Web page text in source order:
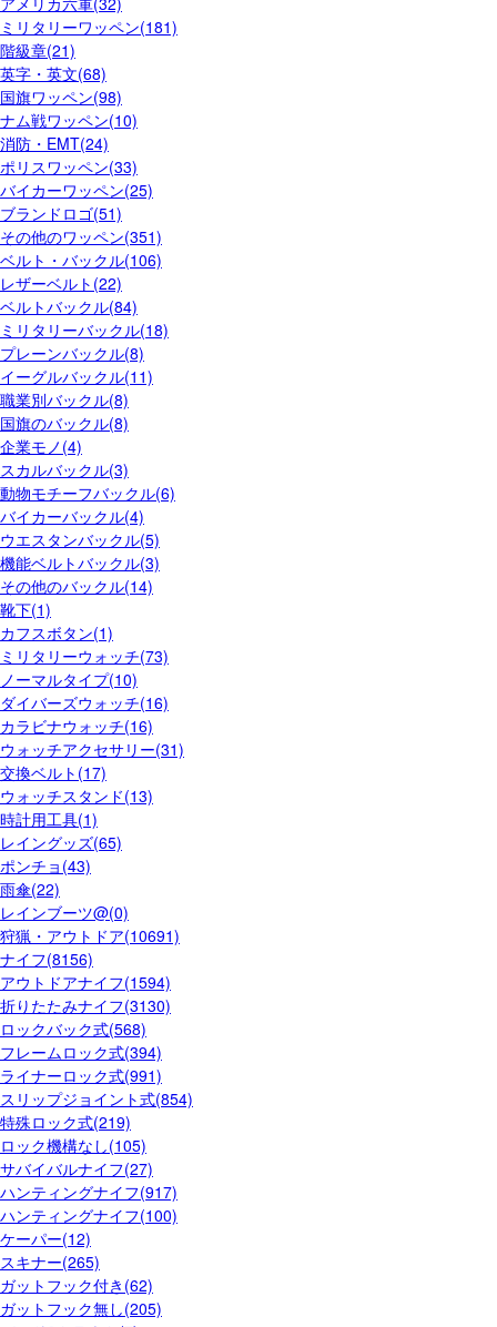
ミリタリーワッペン(181)
階級章(21)
英字・英文(68)
国旗ワッペン(98)
ナム戦ワッペン(10)
消防・EMT(24)
ポリスワッペン(33)
バイカーワッペン(25)
ブランドロゴ(51)
その他のワッペン(351)
ベルト・バックル(106)
レザーベルト(22)
ベルトバックル(84)
ミリタリーバックル(18)
プレーンバックル(8)
イーグルバックル(11)
職業別バックル(8)
国旗のバックル(8)
企業モノ(4)
スカルバックル(3)
動物モチーフバックル(6)
バイカーバックル(4)
ウエスタンバックル(5)
機能ベルトバックル(3)
その他のバックル(14)
靴下(1)
カフスボタン(1)
ミリタリーウォッチ(73)
ノーマルタイプ(10)
ダイバーズウォッチ(16)
カラビナウォッチ(16)
ウォッチアクセサリー(31)
交換ベルト(17)
ウォッチスタンド(13)
時計用工具(1)
レイングッズ(65)
ポンチョ(43)
雨傘(22)
レインブーツ@(0)
狩猟・アウトドア(10691)
ナイフ(8156)
アウトドアナイフ(1594)
折りたたみナイフ(3130)
ロックバック式(568)
フレームロック式(394)
ライナーロック式(991)
スリップジョイント式(854)
特殊ロック式(219)
ロック機構なし(105)
サバイバルナイフ(27)
ハンティングナイフ(917)
ハンティングナイフ(100)
ケーパー(12)
スキナー(265)
ガットフック付き(62)
ガットフック無し(205)